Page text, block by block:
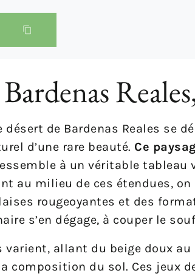
désert de Bardenas Reales se
d’une rare beauté. Ce
à un véritable
au milieu de ces étendues,
rougeoyantes et des
s’en dégage, à couper le
varient, allant du beige doux
composition du sol. Ces jeux